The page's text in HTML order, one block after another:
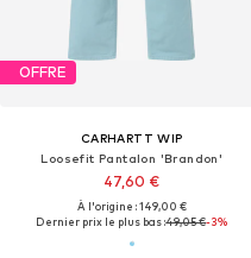
OFFRE
CARHARTT WIP
Loosefit Pantalon 'Brandon'
47,60 €
À l'origine : 149,00 €
Dernier prix le plus bas :49,05 €-3%